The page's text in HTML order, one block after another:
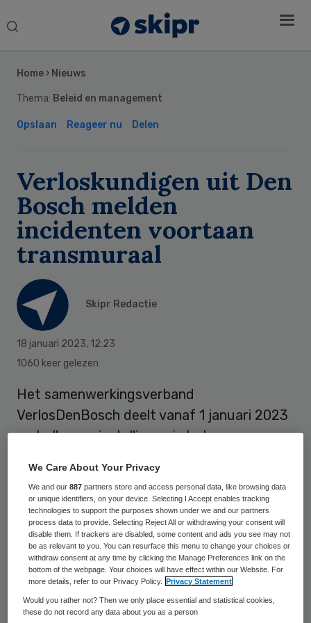
Search
Home › Nieuws
Thema: Beleid en management
Opslaan Reageer nu Delen
Verloskundigen uit Den
Bosch melden
incidenten voortaan
transmuraal
Skipr Redactie
18 januari 2023, 12:23
1060 keer gelezen
Het samenwerkingsverband
VerlosDenBosch deelt vanaf 1 januari 2023
met alle zorginstellingen in het
VerlosDenBosch start als eerste
samenwerkingsverband in Nederland met
AVG-verantwoord Transmuraal Incidenten
Melden (TIM). “Incidenten melden is niet
nieuw, maar de zorgvuldige manier waarop
Sidebar
We Care About Your Privacy
We and our887 partners store and access personal data, like browsing data
or unique identifiers, on your device. Selecting I Accept enables tracking
technologies to support the purposes shown under we and our partners
process data to provide. Selecting Reject All or withdrawing your consent will
disable them. If trackers are disabled, some content and ads you see may not
be as relevant to you. You can resurface this menu to change your choices or
withdraw consent at any time by clicking the Manage Preferences link on the
bottom of the webpage. Your choices will have effect within our Website. For
more details, refer to our Privacy Policy.
Privacy Statement
Would you rather not? Then we only place essential and statistical cookies,
these do not record any data about you as a person